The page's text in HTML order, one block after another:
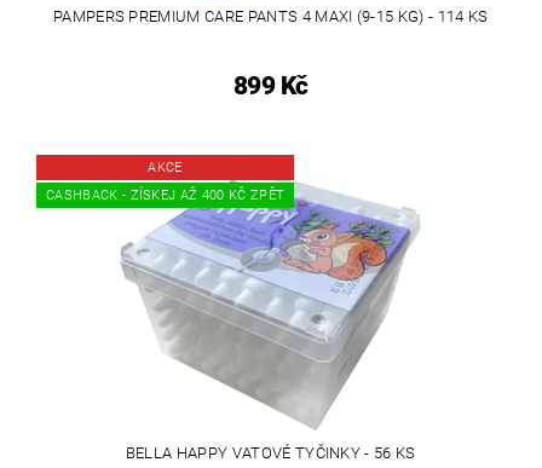
PAMPERS PREMIUM CARE PANTS 4 MAXI (9-15 KG) - 114 KS
899 Kč
AKCE
CASHBACK - ZÍSKEJ AŽ 400 KČ ZPĚT
BELLA HAPPY VATOVÉ TYČINKY - 56 KS